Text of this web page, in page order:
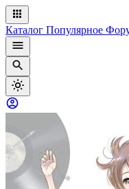
Каталог Популярное